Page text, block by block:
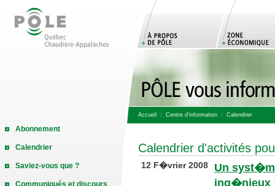
Accueil : Centre d'information : Calendrier
Abonnement
Calendrier
Saviez-vous que ?
Communiqués et discours
Calendrier d'activités
12 F�vrier 2008
Un
ing�nieux